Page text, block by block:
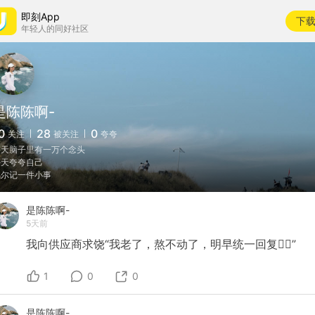
即刻App
年轻人的同好社区
下载
陈陈啊-
关注 28 被关注 0 夸夸
脑子里有一万个念头
夸夸自己
记一件小事
是陈陈啊-
5天前
我向供应商求饶“我老了，熬不动了，明早统一回复🙇‍♀️”
1 0 0
是陈陈啊-